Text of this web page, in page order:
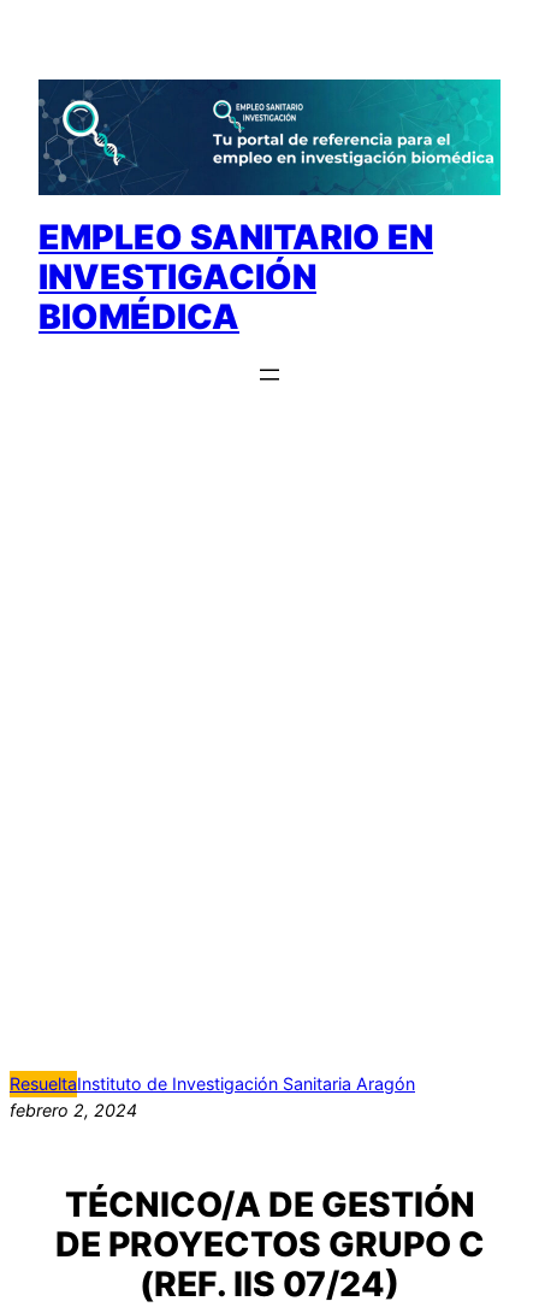
contenido
EMPLEO SANITARIO EN
INVESTIGACIÓN
BIOMÉDICA
ResueltaInstituto de Investigación Sanitaria Aragón
febrero 2, 2024
TÉCNICO/A DE GESTIÓN
DE PROYECTOS GRUPO C
(REF. IIS 07/24)